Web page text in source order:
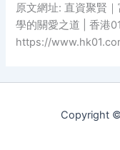
原文網址: 直資聚賢
學的關愛之道 | 香港01
https://
Copyright